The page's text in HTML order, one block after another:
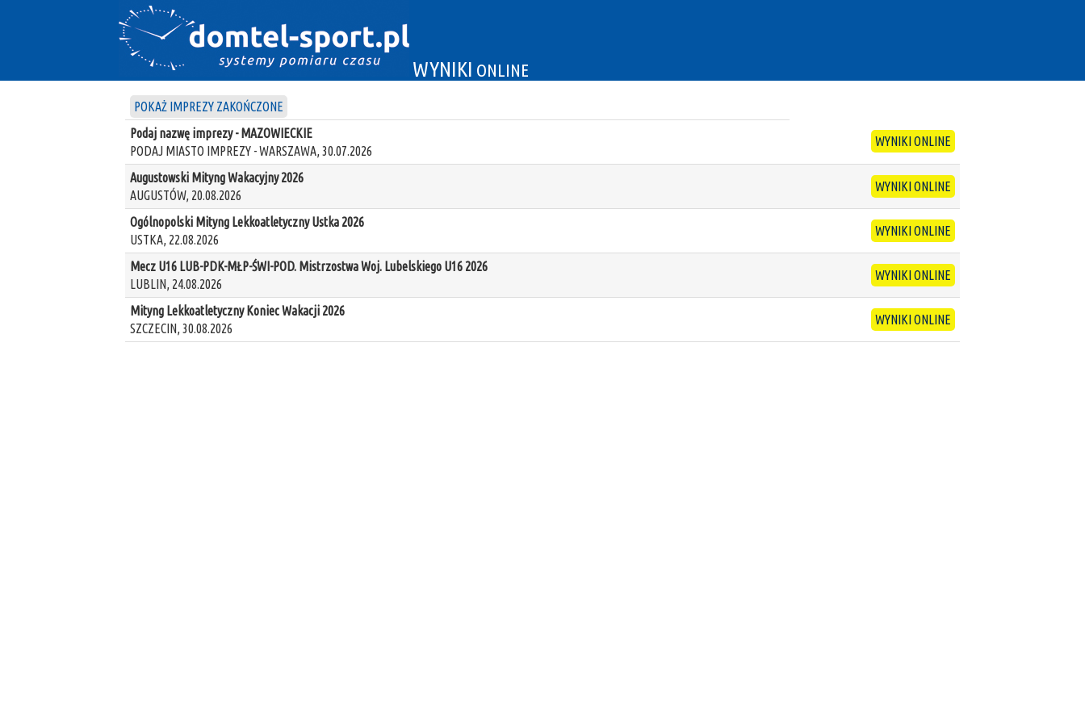
WYNIKI ONLINE
POKAŻ IMPREZY ZAKOŃCZONE
Podaj nazwę imprezy - MAZOWIECKIE
PODAJ MIASTO IMPREZY - WARSZAWA, 30.07.2026
WYNIKI ONLINE
Augustowski Mityng Wakacyjny 2026
AUGUSTÓW, 20.08.2026
WYNIKI ONLINE
Ogólnopolski Mityng Lekkoatletyczny Ustka 2026
USTKA, 22.08.2026
WYNIKI ONLINE
Mecz U16 LUB-PDK-MŁP-ŚWI-POD. Mistrzostwa Woj. Lubelskiego U16 2026
LUBLIN, 24.08.2026
WYNIKI ONLINE
Mityng Lekkoatletyczny Koniec Wakacji 2026
SZCZECIN, 30.08.2026
WYNIKI ONLINE